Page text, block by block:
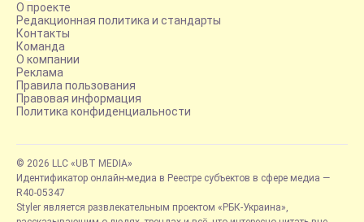
О проекте
Редакционная политика и стандарты
Контакты
Команда
О компании
Реклама
Правила пользования
Правовая информация
Политика конфиденциальности
© 2026 LLC «UBT MEDIA»
Идентификатор онлайн-медиа в Реестре субъектов в сфере медиа —
R40-05347
Styler является развлекательным проектом «РБК-Украина»,